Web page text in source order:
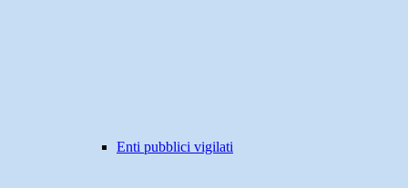
Enti pubblici vigilati